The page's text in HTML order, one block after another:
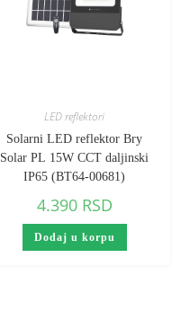
LED reflektori
Solarni LED reflektor Bry
Solar PL 15W CCT daljinski
IP65 (BT64-00681)
4.390 RSD
Dodaj u korpu